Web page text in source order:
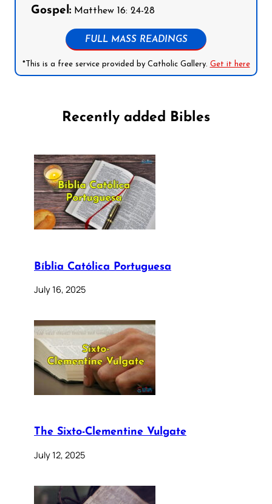
Gospel: Matthew 16: 24-28
FULL MASS READINGS
*This is a free service provided by Catholic Gallery. Get it here
Recently added Bibles
Bíblia Católica Portuguesa
July 16, 2025
The Sixto-Clementine Vulgate
July 12, 2025